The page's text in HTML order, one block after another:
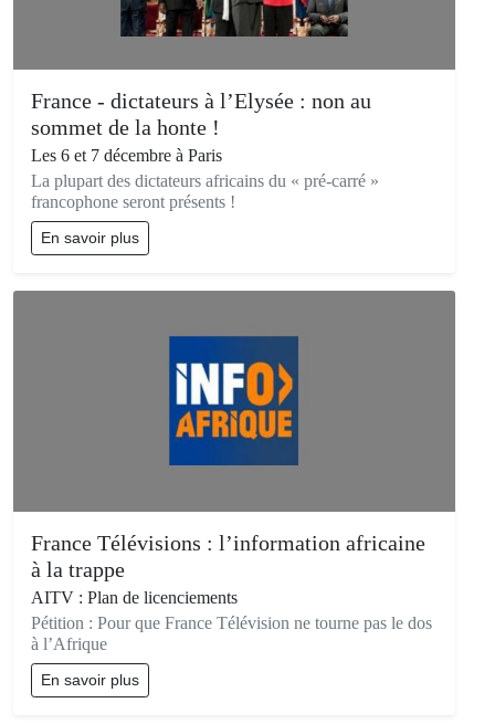
France - dictateurs à l’Elysée : non au
sommet de la honte !
Les 6 et 7 décembre à Paris
La plupart des dictateurs africains du « pré-carré »
francophone seront présents !
En savoir plus
France Télévisions : l’information africaine
à la trappe
AITV : Plan de licenciements
Pétition : Pour que France Télévision ne tourne pas le dos
à l’Afrique
En savoir plus